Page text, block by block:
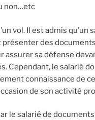
non…etc
vol. Il est admis qu’un
présenter des
assurer sa défense
Cependant, le salarié
connaissance de
de son activité
le salarié de